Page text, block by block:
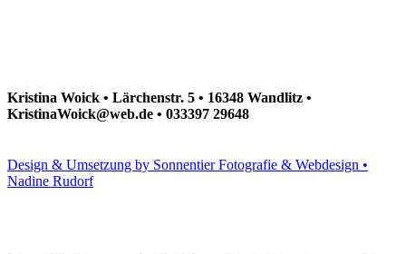
Kristina Woick • Lärchenstr. 5 • 16348 Wandlitz •
KristinaWoick@web.de • 033397 29648
Design & Umsetzung by Sonnentier Fotografie & Webdesign •
Nadine Rudorf